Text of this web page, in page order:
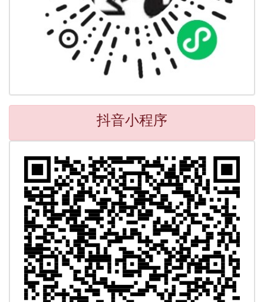
抖音小程序